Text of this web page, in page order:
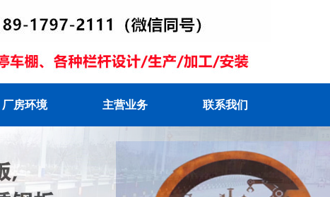
厂房环境 主营业务 联系我们